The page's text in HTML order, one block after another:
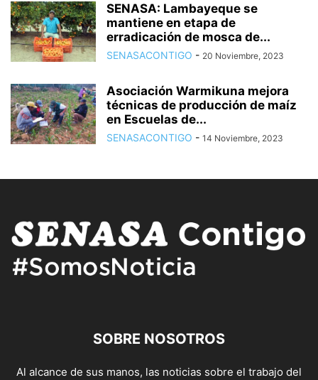
SENASA: Lambayeque se
mantiene en etapa de
erradicación de mosca de...
SENASACONTIGO - 20 Noviembre, 2023
Asociación Warmikuna mejora
técnicas de producción de maíz
en Escuelas de...
SENASACONTIGO - 14 Noviembre, 2023
SOBRE NOSOTROS
Al alcance de sus manos, las noticias sobre el trabajo del